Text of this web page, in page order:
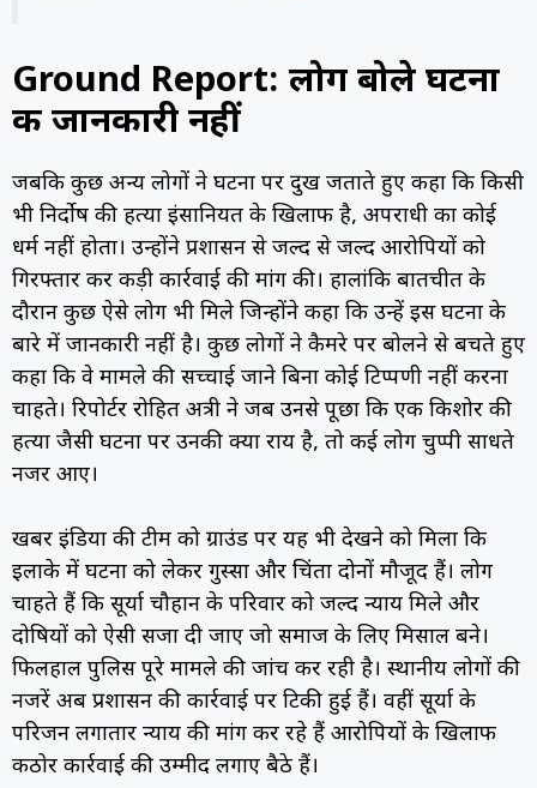
Ground Report: लोग बोले घटना
की जानकारी नहीं
जबकि कुछ अन्य लोगों ने घटना पर दुख जताते हुए कहा कि किसी
भी निर्दोष की हत्या इंसानियत के खिलाफ है, अपराधी का कोई
धर्म नहीं होता। उन्होंने प्रशासन से जल्द से जल्द आरोपियों को
गिरफ्तार कर कड़ी कार्रवाई की मांग की। हालांकि बातचीत के
दौरान कुछ ऐसे लोग भी मिले जिन्होंने कहा कि उन्हें इस घटना के
बारे में जानकारी नहीं है। कुछ लोगों ने कैमरे पर बोलने से बचते हुए
कहा कि वे मामले की सच्चाई जाने बिना कोई टिप्पणी नहीं करना
चाहते। रिपोर्टर रोहित अत्री ने जब उनसे पूछा कि एक किशोर की
हत्या जैसी घटना पर उनकी क्या राय है, तो कई लोग चुप्पी साधते
नजर आए।
खबर इंडिया की टीम को ग्राउंड पर यह भी देखने को मिला कि
इलाके में घटना को लेकर गुस्सा और चिंता दोनों मौजूद हैं। लोग
चाहते हैं कि सूर्या चौहान के परिवार को जल्द न्याय मिले और
दोषियों को ऐसी सजा दी जाए जो समाज के लिए मिसाल बने।
फिलहाल पुलिस पूरे मामले की जांच कर रही है। स्थानीय लोगों की
नजरें अब प्रशासन की कार्रवाई पर टिकी हुई हैं। वहीं सूर्या के
परिजन लगातार न्याय की मांग कर रहे हैं आरोपियों के खिलाफ
कठोर कार्रवाई की उम्मीद लगाए बैठे हैं।